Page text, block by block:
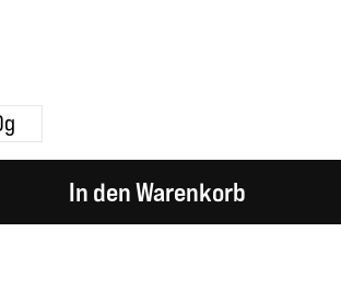
Wert ein oder
In den Warenkorb